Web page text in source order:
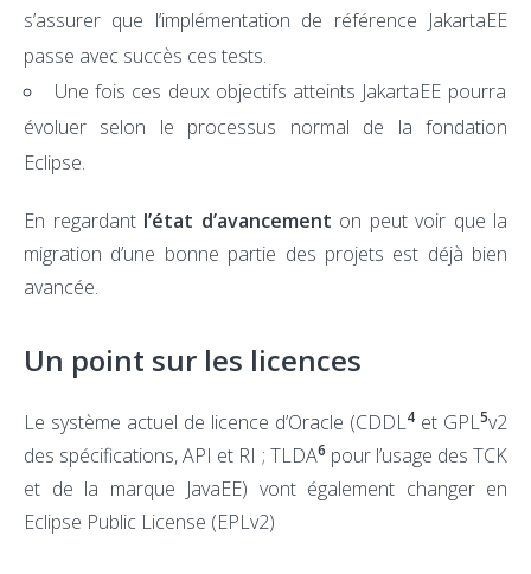
s’assurer que l’implémentation de référence JakartaEE
passe avec succès ces tests.
Une fois ces deux objectifs atteints JakartaEE pourra
évoluer selon le processus normal de la fondation
Eclipse.
En regardant l’état d’avancement on peut voir que la
migration d’une bonne partie des projets est déjà bien
avancée.
Un point sur les licences
Le système actuel de licence d’Oracle (CDDL4 et GPL5v2
des spécifications, API et RI ; TLDA6 pour l’usage des TCK
et de la marque JavaEE) vont également changer en
Eclipse Public License (EPLv2)